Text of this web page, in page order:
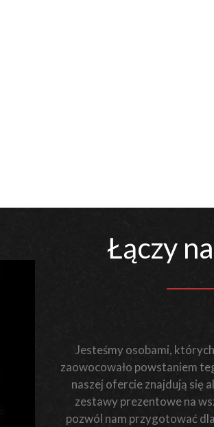
Łączy
Jesteśmy osobami,
zaowocowało powstaniem
naszej ofercie znajdują się
zestawy prezentowe na
pozwól nam przygotować